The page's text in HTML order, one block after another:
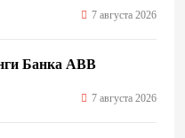
7 августа 2026
Банка ABB
7 августа 2026